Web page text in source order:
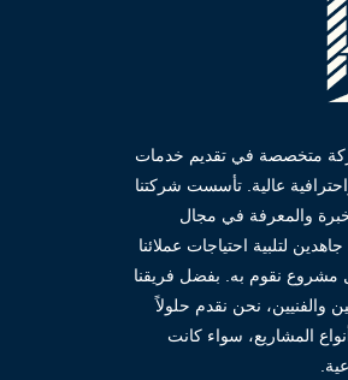
متخصصة في تقديم خدمات
واحترافية عالية. تأسست شركتنا
والمعرفة في مجال
لتلبية احتياجات عملائنا
مشروع نقوم به. بفضل فريقنا
نحن نقدم حلولاً
المشاريع، سواء كانت